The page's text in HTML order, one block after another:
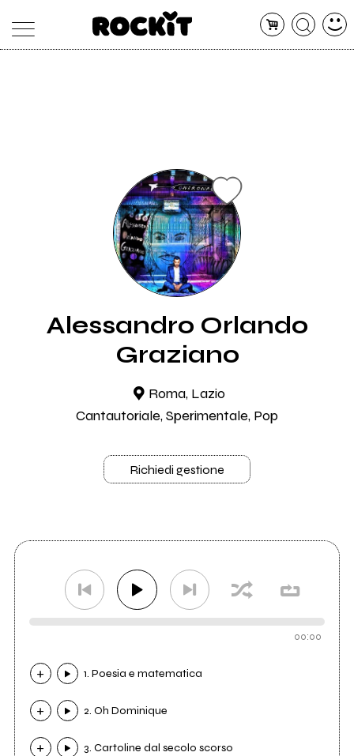
Alessandro Orlando
Graziano
Roma, Lazio
Cantautoriale, Sperimentale, Pop
Richiedi gestione
00:00
1. Poesia e matematica
2. Oh Dominique
3. Cartoline dal secolo scorso